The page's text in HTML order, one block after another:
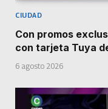
CIUDAD
Con promos
con tarjeta Tuya
6 agosto 2026